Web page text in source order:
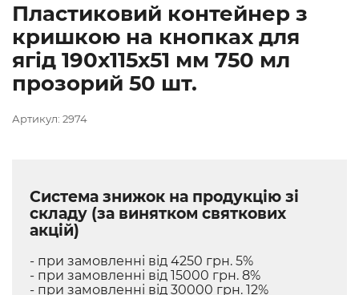
Пластиковий контейнер з
кришкою на кнопках для
ягід 190х115х51 мм 750 мл
прозорий 50 шт.
Артикул: 2974
Система знижок на продукцію зі
складу (за винятком святкових
акцій)
- при замовленні від 4250 грн. 5%
- при замовленні від 15000 грн. 8%
- при замовленні від 30000 грн. 12%